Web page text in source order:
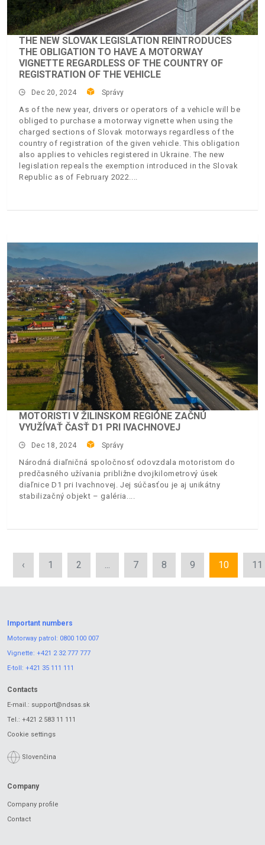
THE NEW SLOVAK LEGISLATION REINTRODUCES
THE OBLIGATION TO HAVE A MOTORWAY
VIGNETTE REGARDLESS OF THE COUNTRY OF
REGISTRATION OF THE VEHICLE
Dec 20, 2024 Správy
As of the new year, drivers or operators of a vehicle will be
obliged to purchase a motorway vignette when using the
charged sections of Slovak motorways regardless of the
country of registration of the given vehicle. This obligation
also applies to vehicles registered in Ukraine. The new
legislation repeals the exemption introduced in the Slovak
Republic as of February 2022.
MOTORISTI V ŽILINSKOM REGIÓNE ZAČNÚ
VYUŽÍVAŤ ČASŤ D1 PRI IVACHNOVEJ
Dec 18, 2024 Správy
Národná diaľničná spoločnosť odovzdala motoristom do
predčasného užívania približne dvojkilometrový úsek
diaľnice D1 pri Ivachnovej. Jej súčasťou je aj unikátny
stabilizačný objekt – galéria.
‹ 1 2 ... 7 8 9 10 11
Important numbers
Motorway patrol: 0800 100 007
Vignette: +421 2 32 777 777
E-toll: +421 35 111 111
Contacts
E-mail.: support@ndsas.sk
Tel.: +421 2 583 11 111
Cookie settings
Slovenčina
Company
Company profile
Contact